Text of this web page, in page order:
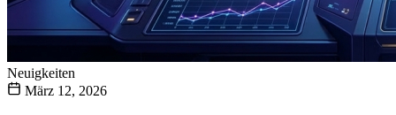
Neuigkeiten
März 12, 2026